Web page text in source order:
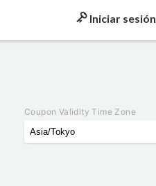
Iniciar sesión
Coupon Validity Time Zone